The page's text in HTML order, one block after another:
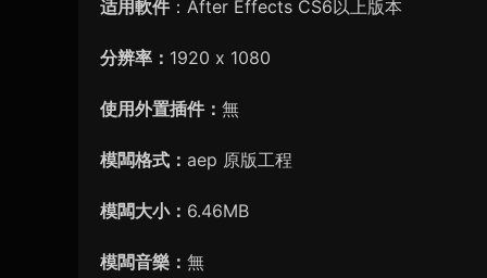
适用軟件：After Effects CS6以上版本
分辨率： 1920 x 1080
使用外置插件： 無
模闆格式： aep 原版工程
模闆大小： 6.46MB
模闆音樂： 無